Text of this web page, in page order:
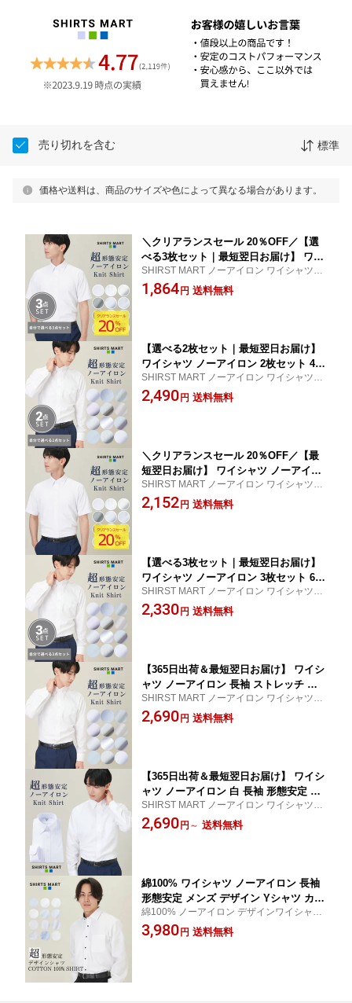
売り切れを含む 標準
価格や送料は、商品のサイズや色によって異なる場合があります。
＼クリアランスセール 20％OFF／【選
べる3枚セット｜最短翌日お届け】 ワイ
シャツ ノーアイロン 3枚セット6990円
半袖 形態安定 メンズ ドレスシャツ Yシ
SHIRST MART ノーアイロン ワイシャツ 仕
事 就活 新生活 ノンアイロン
1,864円 送料無料
【選べる2枚セット｜最短翌日お届け】
ワイシャツ ノーアイロン 2枚セット 498
0円 長袖 ストレッチ 速乾 Yシャツ 形態
安定 メンズ カッターシャツ ビジネスシ
SHIRST MART ノーアイロン ワイシャツ 仕
事 就活 新生活 ノンアイロン
2,490円 送料無料
＼クリアランスセール 20％OFF／【最
短翌日お届け】 ワイシャツ ノーアイロ
ン 半袖 形態安定 メンズ ドレスシャツ
Yシャツ カッターシャツ ビジネス ワイ
SHIRST MART ノーアイロン ワイシャツ 仕
事 就活 新生活 ノンアイロン
2,152円 送料無料
【選べる3枚セット｜最短翌日お届け】
ワイシャツ ノーアイロン 3枚セット 699
0円 長袖 ストレッチ 速乾 Yシャツ 形態
安定 メンズ カッターシャツ ビジネスシ
SHIRST MART ノーアイロン ワイシャツ 仕
事 就活 新生活 ノンアイロン
2,330円 送料無料
【365日出荷＆最短翌日お届け】 ワイシ
ャツ ノーアイロン 長袖 ストレッチ 速
乾 Yシャツ 形態安定 メンズ Yシャツ カ
ッターシャツ ビジネス ビジネスシャツ
SHIRST MART ノーアイロン ワイシャツ 仕
事 就活 新生活 ノンアイロン
2,690円 送料無料
【365日出荷＆最短翌日お届け】 ワイシ
ャツ ノーアイロン 白 長袖 形態安定 透
けにくい UVカット ストレッチ レギュ
ラー衿 ワイドカラー ボタンダウン メン
SHIRST MART ノーアイロン ワイシャツ 仕
事 就活 新生活 ノンアイロン
2,690円 ～ 送料無料
綿100% ワイシャツ ノーアイロン 長袖
形態安定 メンズ デザイン Yシャツ カッ
ターシャツ ビジネス ノーネクタイ ビジ
カジ ワイシャツ ドレスシャツ ボタンダ
綿100% ノーアイロン デザインワイシャツ
ビジネスシャツ 結婚式 仕事 新生活
3,980円 送料無料